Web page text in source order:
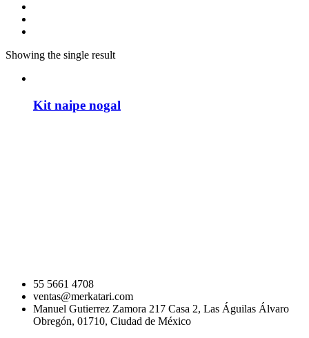
Showing the single result
Kit naipe nogal
55 5661 4708
ventas@merkatari.com
Manuel Gutierrez Zamora 217 Casa 2, Las Águilas Álvaro
Obregón, 01710, Ciudad de México